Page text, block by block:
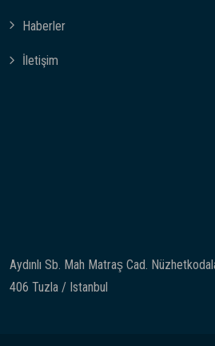
Haberler
İletişim
Aydınlı Sb. Mah Matraş Cad.
406 Tuzla / Istanbul